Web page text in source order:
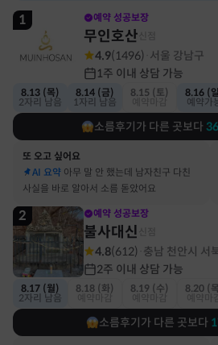
1 예약 성공보장
무인호산
4.9(1496) 서울 강남구
1주 이내 상담 가능
8.13 (목)
2자리 남음
8.14 (금)
1자리 남음
8.15 (토)
8.16 (
예약가
소름후기가 다른 곳보다
또 오고 싶어요
AI 요약 아무 말 안 했는데 남자친구 다친
사실을 바로 알아서 소름 돋았어요
2 예약 성공보장
불사대신
4.8(612) 충남 천안시 서
2주 이내 상담 가능
8.17 (월)
2자리 남음
8.18 (화)
8.19 (수)
8.20 (
소름후기가 다른 곳보다